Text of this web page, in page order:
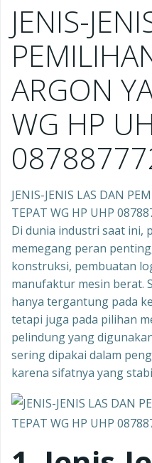
JENIS-
ARGON
WG HP
JENIS-JENIS LAS DAN
TEPAT WG HP UHP
Di dunia industri saat ini,
memegang peran
konstruksi, pembuatan
manufaktur mesin berat.
hanya tergantung pada
tetapi juga pada pilihan
pelindung yang
sering dipakai dalam
karena sifatnya yang